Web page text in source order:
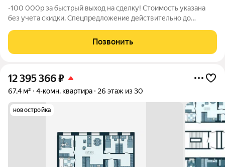
-100 000р за быстрый выход на сделку! Стоимость указана
без учета скидки. Спецпредложение действительно до
пришлем вам ссылку на 3D аэротур по ЖК "Соболь" Квартира
№300 на 25 этаже Отделка:
Позвонить
12 395 366₽
67,4 м² 4-комн. квартира 26 этаж из 30
новостройка